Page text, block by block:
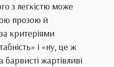
з легкістю може
прозою й
критеріями
і «ну, це ж
барвисті жартівливі